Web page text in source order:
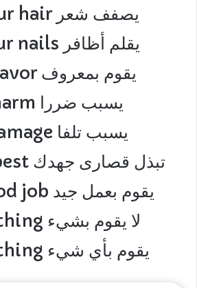
Do your hair يصفف شعر
Do your nails يقلم أظافر
Do a favor يقوم بمعروف
Do harm يسبب ضررا
Do damage يسبب تلفا
Do your best تبذل قصارى جهدك
Do a good job يقوم بعمل جيد
Do nothing لا يقوم بشيء
Do anything يقوم بأي شيء